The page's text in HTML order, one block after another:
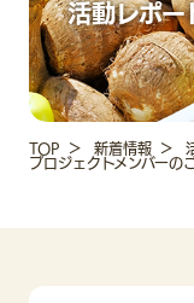
活動レポー
TOP 新着情報
プロジェクトメンバー